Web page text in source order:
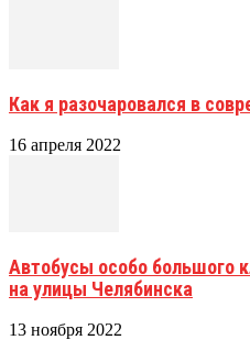
Как я разочаровался в
16 апреля 2022
Автобусы особо большого
на улицы Челябинска
13 ноября 2022